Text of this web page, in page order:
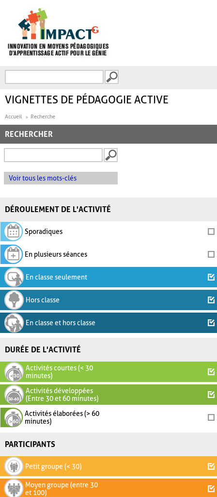
FORMULAIRE DE
VIGNETTES DE PÉDAGOGIE ACTIVE
Accueil Recherche
RECHERCHER
Voir tous les mots-clés
DÉROULEMENT DE L'ACTIVITÉ
Sporadiques
En plusieurs séances
En classe seulement
Hors classe
En classe et hors classe
DURÉE DE L'ACTIVITÉ
Activités courtes (< 30
minutes)
Activités développées
(Entre 30 et 60 minutes)
Activités élaborées (> 60
minutes)
PARTICIPANTS
Petit groupe (< 30)
Moyen groupe (entre 30
et 100)